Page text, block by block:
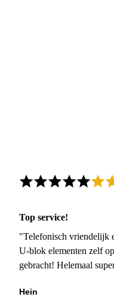
Top service!
"Telefonisch vriendelijk
U-blok elementen zelf
gebracht! Helemaal
Hein